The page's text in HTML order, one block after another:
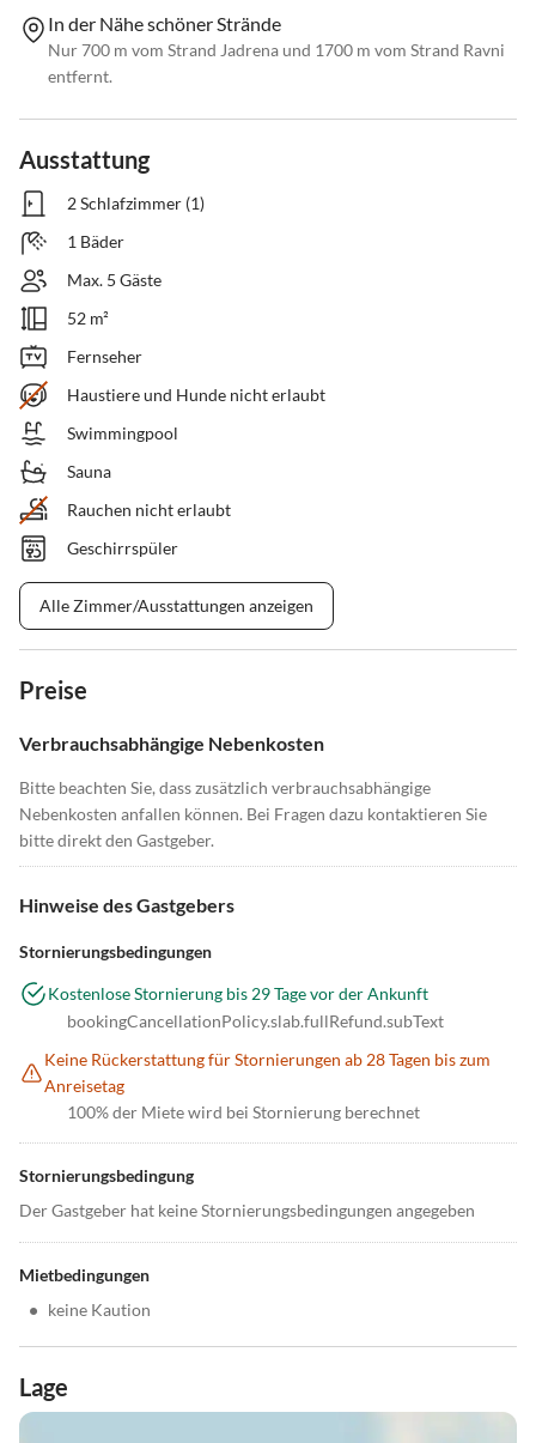
In der Nähe schöner Strände
Nur 700 m vom Strand Jadrena und 1700 m vom Strand Ravni
entfernt.
Ausstattung
2 Schlafzimmer (1)
1 Bäder
Max. 5 Gäste
52 m²
Fernseher
Haustiere und Hunde nicht erlaubt
Swimmingpool
Sauna
Rauchen nicht erlaubt
Geschirrspüler
Alle Zimmer/Ausstattungen anzeigen
Preise
Verbrauchsabhängige Nebenkosten
Bitte beachten Sie, dass zusätzlich verbrauchsabhängige
Nebenkosten anfallen können. Bei Fragen dazu kontaktieren Sie
bitte direkt den Gastgeber.
Hinweise des Gastgebers
Stornierungsbedingungen
Kostenlose Stornierung bis 29 Tage vor der Ankunft
bookingCancellationPolicy.slab.fullRefund.subText
Keine Rückerstattung für Stornierungen ab 28 Tagen bis zum
Anreisetag
100% der Miete wird bei Stornierung berechnet
Stornierungsbedingung
Der Gastgeber hat keine Stornierungsbedingungen angegeben
Mietbedingungen
• keine Kaution
Lage